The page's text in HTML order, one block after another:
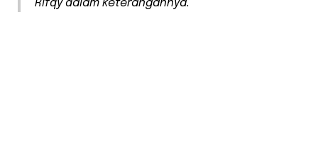
Rifqy dalam keterangannya.